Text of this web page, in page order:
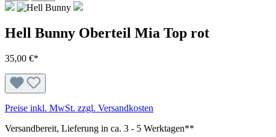
Hell Bunny Oberteil Mia Top rot
35,00 €*
Preise inkl. MwSt. zzgl. Versandkosten
Versandbereit, Lieferung in ca. 3 - 5 Werktagen**